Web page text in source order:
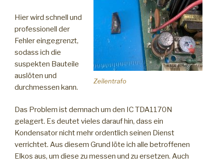
Zeilentrafo
Hier wird schnell und
professionell der
Fehler eingegrenzt,
sodass ich die
suspekten Bauteile
auslöten und
durchmessen kann.
Das Problem ist demnach um den IC TDA1170N
gelagert. Es deutet vieles darauf hin, dass ein
Kondensator nicht mehr ordentlich seinen Dienst
verrichtet. Aus diesem Grund löte ich alle betroffenen
Elkos aus, um diese zu messen und zu ersetzen. Auch